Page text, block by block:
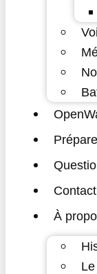
Contact
À